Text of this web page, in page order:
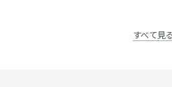
すべて見る